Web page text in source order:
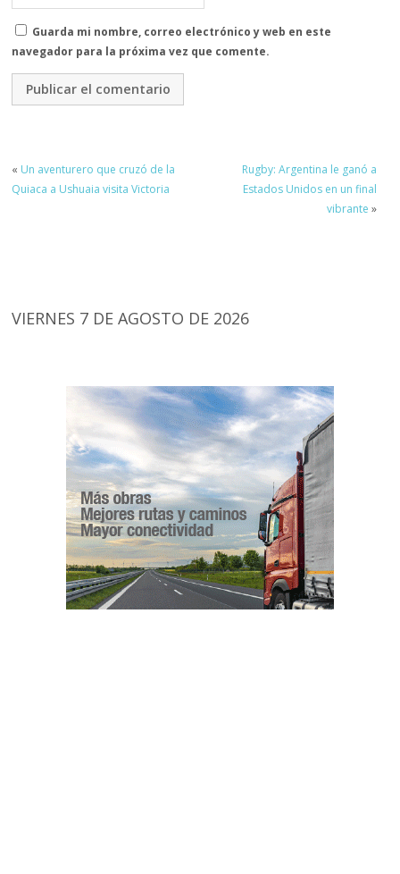
Guarda mi nombre, correo electrónico y web en este
navegador para la próxima vez que comente.
« Un aventurero que cruzó de la
Quiaca a Ushuaia visita Victoria
Rugby: Argentina le ganó a
Estados Unidos en un final
vibrante »
VIERNES 7 DE AGOSTO DE 2026